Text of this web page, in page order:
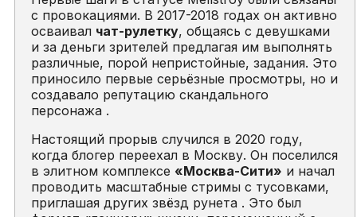
с провокациями. В 2017-2018 годах он активно
осваивал чат-рулетку, общаясь с девушками
и за деньги зрителей предлагая им выполнять
различные, порой непристойные, задания. Это
приносило первые серьёзные просмотры, но и
создавало репутацию скандального
персонажа .
Настоящий прорыв случился в 2020 году,
когда блогер переехал в Москву. Он поселился
в элитном комплексе «Москва-Сити» и начал
проводить масштабные стримы с тусовками,
приглашая других звёзд рунета . Это был